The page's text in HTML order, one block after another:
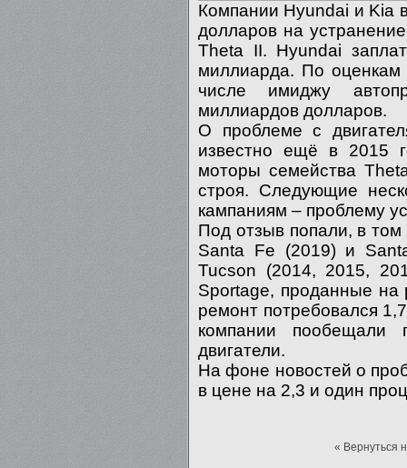
Компании Hyundai и Kia
долларов на
Theta II. Hyundai
миллиарда. По
числе имиджу
миллиардов долларов.
О проблеме с
известно ещё в 2015
моторы семейства
строя. Следующие
кампаниям – проблему
Под отзыв попали, в
Santa Fe (2019) и
Tucson (2014, 2015,
Sportage, проданные
ремонт потребовался
компании пообещали
двигатели.
На фоне новостей о
в цене на 2,3 и один
« Вернуться